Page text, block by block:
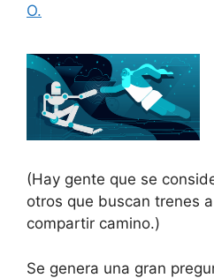
O.
(Hay gente que se
otros que buscan trenes
compartir camino.)
Se genera una gran